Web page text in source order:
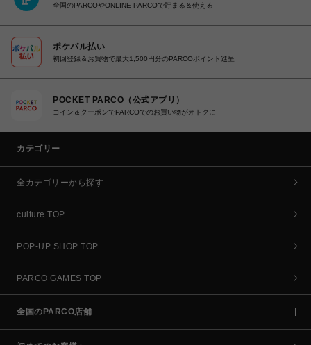
全国のPARCOやONLINE PARCOで貯まる＆使える
ポケパル払い
初回登録＆お買物で最大1,500円分のPARCOポイント進呈
POCKET PARCO（公式アプリ）
コイン＆クーポンでPARCOでのお買い物がオトクに
カテゴリー
全カテゴリーから探す
culture TOP
POP-UP SHOP TOP
PARCO GAMES TOP
全国のPARCO店舗